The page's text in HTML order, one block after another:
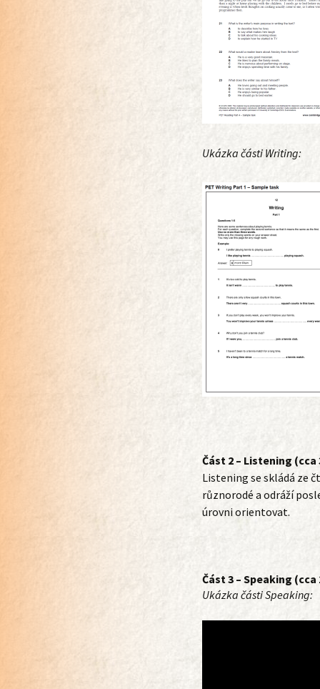
Ukázka části Writing:
Část 2 – Listening
Listening se skládá ze
různorodé a odráží
úrovni orientovat.
Část 3 – Speaking (cca
Ukázka části Speaking: